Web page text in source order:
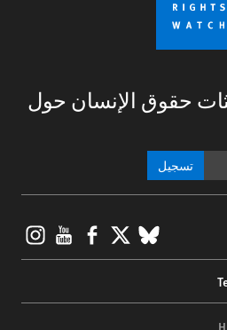
حقوق الإنسان حول
تسجيل
BlueSky
X